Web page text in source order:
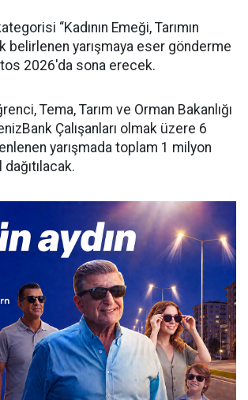
“Kadının Emeği, Tarımın
belirlenen yarışmaya eser gönderme
2026'da sona erecek.
Tema, Tarım ve Orman Bakanlığı
Çalışanları olmak üzere 6
yarışmada toplam 1 milyon